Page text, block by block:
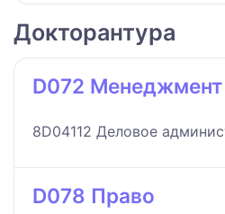
Докторантура
D072 Менеджмент
8D04112 Деловое
D078 Право